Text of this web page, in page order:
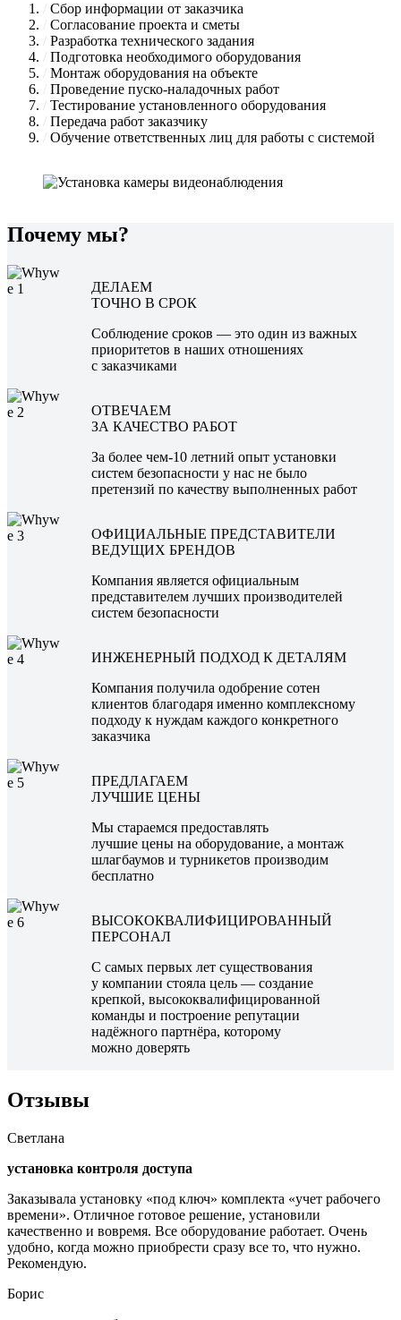
Cбор информации от заказчика
Согласование проекта и сметы
Разработка технического задания
Подготовка необходимого оборудования
Монтаж оборудования на объекте
Проведение пуско-наладочных работ
Тестирование установленного оборудования
Передача работ заказчику
Обучение ответственных лиц для работы с системой
Почему мы?
ДЕЛАЕМ
ТОЧНО В СРОК
Соблюдение сроков — это один из важных
приоритетов в наших отношениях
с заказчиками
ОТВЕЧАЕМ
ЗА КАЧЕСТВО РАБОТ
За более чем-10 летний опыт установки
систем безопасности у нас не было
претензий по качеству выполненных работ
ОФИЦИАЛЬНЫЕ ПРЕДСТАВИТЕЛИ
ВЕДУЩИХ БРЕНДОВ
Компания является официальным
представителем лучших производителей
систем безопасности
ИНЖЕНЕРНЫЙ ПОДХОД К ДЕТАЛЯМ
Компания получила одобрение сотен
клиентов благодаря именно комплексному
подходу к нуждам каждого конкретного
заказчика
ПРЕДЛАГАЕМ
ЛУЧШИЕ ЦЕНЫ
Мы стараемся предоставлять
лучшие цены на оборудование, а монтаж
шлагбаумов и турникетов производим
бесплатно
ВЫСОКОКВАЛИФИЦИРОВАННЫЙ
ПЕРСОНАЛ
С самых первых лет существования
у компании стояла цель — создание
крепкой, высококвалифицированной
команды и построение репутации
надёжного партнёра, которому
можно доверять
Отзывы
Светлана
установка контроля доступа
Заказывала установку «под ключ» комплекта «учет рабочего
времени». Отличное готовое решение, установили
качественно и вовремя. Все оборудование работает. Очень
удобно, когда можно приобрести сразу все то, что нужно.
Рекомендую.
Борис